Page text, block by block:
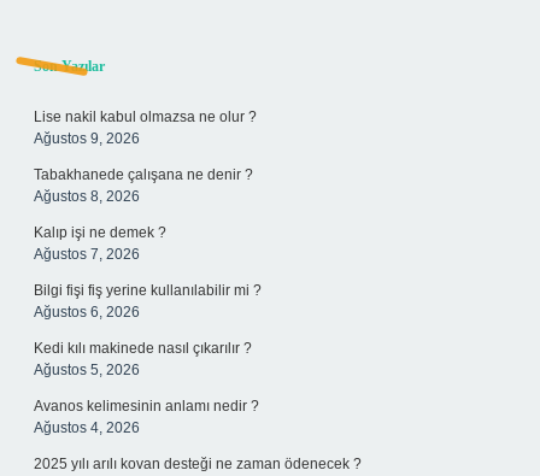
Sidebar
Son Yazılar
Lise nakil kabul olmazsa ne olur ?
Ağustos 9, 2026
Tabakhanede çalışana ne denir ?
Ağustos 8, 2026
Kalıp işi ne demek ?
Ağustos 7, 2026
Bilgi fişi fiş yerine kullanılabilir mi ?
Ağustos 6, 2026
Kedi kılı makinede nasıl çıkarılır ?
Ağustos 5, 2026
Avanos kelimesinin anlamı nedir ?
Ağustos 4, 2026
2025 yılı arılı kovan desteği ne zaman ödenecek ?